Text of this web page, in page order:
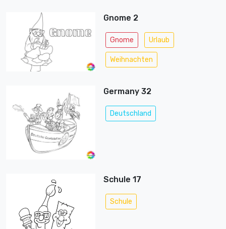
Gnome 2
Gnome Urlaub
Weihnachten
Germany 32
Deutschland
Schule 17
Schule